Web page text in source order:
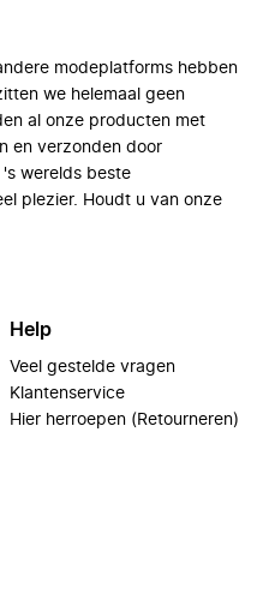
modeplatforms hebben
we helemaal geen
al onze producten met
en verzonden door
werelds beste
plezier. Houdt u van onze
Help
Veel gestelde vragen
Klantenservice
Hier herroepen (Retourneren)